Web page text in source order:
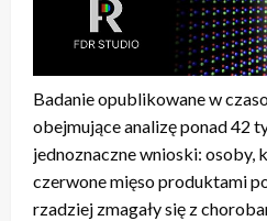
Badanie opublikowane w
obejmujące analizę ponad 42
jednoznaczne wnioski: osoby,
czerwone mięso produktami
rzadziej zmagały się z